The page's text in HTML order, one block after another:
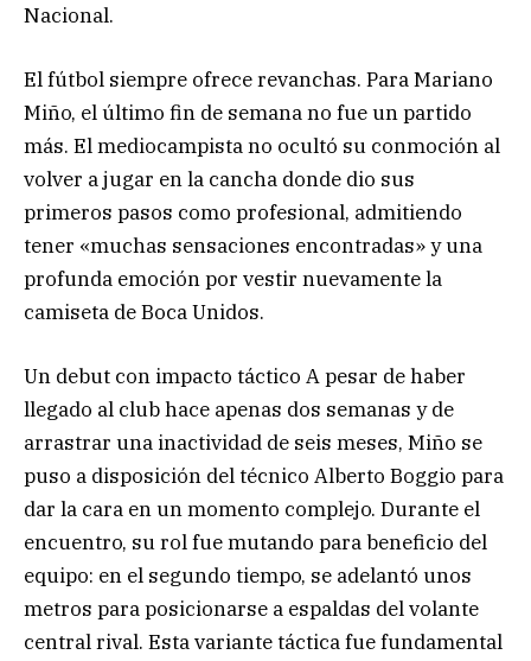
Nacional.
El fútbol siempre ofrece revanchas. Para Mariano
Miño, el último fin de semana no fue un partido
más. El mediocampista no ocultó su conmoción al
volver a jugar en la cancha donde dio sus
primeros pasos como profesional, admitiendo
tener «muchas sensaciones encontradas» y una
profunda emoción por vestir nuevamente la
camiseta de Boca Unidos.
Un debut con impacto táctico A pesar de haber
llegado al club hace apenas dos semanas y de
arrastrar una inactividad de seis meses, Miño se
puso a disposición del técnico Alberto Boggio para
dar la cara en un momento complejo. Durante el
encuentro, su rol fue mutando para beneficio del
equipo: en el segundo tiempo, se adelantó unos
metros para posicionarse a espaldas del volante
central rival. Esta variante táctica fue fundamental